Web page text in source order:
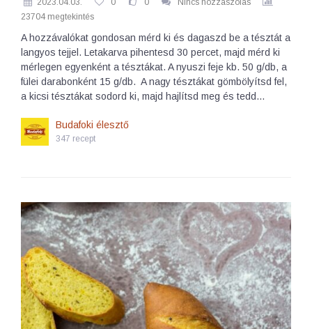
2023.04.03. 0 0
Nincs hozzászólás
23704 megtekintés
A hozzávalókat gondosan mérd ki és dagaszd be a tésztát a
langyos tejjel. Letakarva pihentesd 30 percet, majd mérd ki
mérlegen egyenként a tésztákat. A nyuszi feje kb. 50 g/db, a
fülei darabonként 15 g/db. A nagy tésztákat gömbölyítsd fel,
a kicsi tésztákat sodord ki, majd hajlítsd meg és tedd…
Budafoki élesztő
347 recept